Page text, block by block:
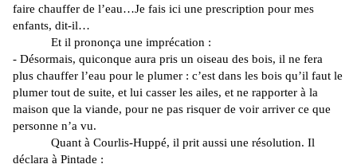
faire chauffer de l’eau…Je fais ici une prescription pour mes
enfants, dit-il…
Et il prononça une imprécation :
- Désormais, quiconque aura pris un oiseau des bois, il ne fera
plus chauffer l’eau pour le plumer : c’est dans les bois qu’il faut le
plumer tout de suite, et lui casser les ailes, et ne rapporter à la
maison que la viande, pour ne pas risquer de voir arriver ce que
personne n’a vu.
Quant à Courlis-Huppé, il prit aussi une résolution. Il
déclara à Pintade :